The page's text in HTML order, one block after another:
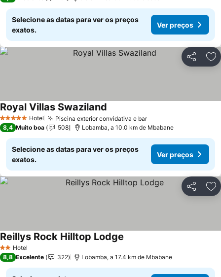
Selecione as datas para ver os preços
exatos.
Ver preços
Partilhar
5 Estrelas Hotel Piscina exterior convidativa e bar
Royal Villas Swaziland
8,4 Muito boa 508 Lobamba, a 10.0 km de Mbabane
Selecione as datas para ver os preços
exatos.
Ver preços
Partilhar
2 Estrelas
Hotel
Reillys Rock Hilltop Lodge
8,8 Excelente 322 Lobamba, a 17.4 km de Mbabane